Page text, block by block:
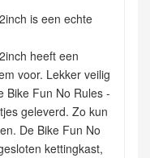
is een echte
heeft een
voor. Lekker veilig
Bike Fun No Rules -
geleverd. Zo kun
De Bike Fun No
kettingkast,